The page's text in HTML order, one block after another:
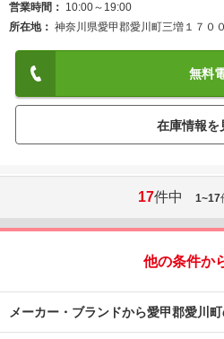
営業時間
10:00～19:00
所在地
神奈川県愛甲郡愛川町三増１７０
無料
17件中 1~17
他の条件か
メーカー・ブランドから愛甲郡愛川